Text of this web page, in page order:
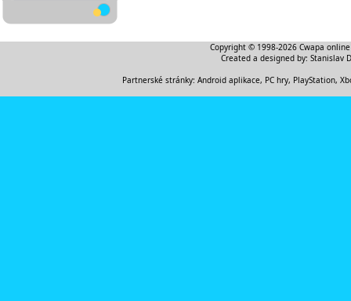
Copyright © 1998-2026 Cwapa
Created a designed by: Stanislav
Partnerské stránky: Android aplikace, PC hry, PlayStation,